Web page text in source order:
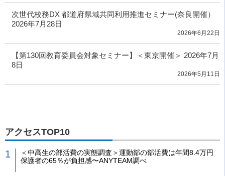
次世代校務DX 都道府県域共同利用推進セミナー(奈良開催）
2026年7月28日
2026年6月22日
【第130回教育委員会対象セミナー】＜東京開催＞ 2026年7月
8日
2026年5月11日
アクセスTOP10
＜中高生の部活費の実態調査＞運動部の部活費は年間8.4万円
保護者の65％が負担感〜ANYTEAM調べ